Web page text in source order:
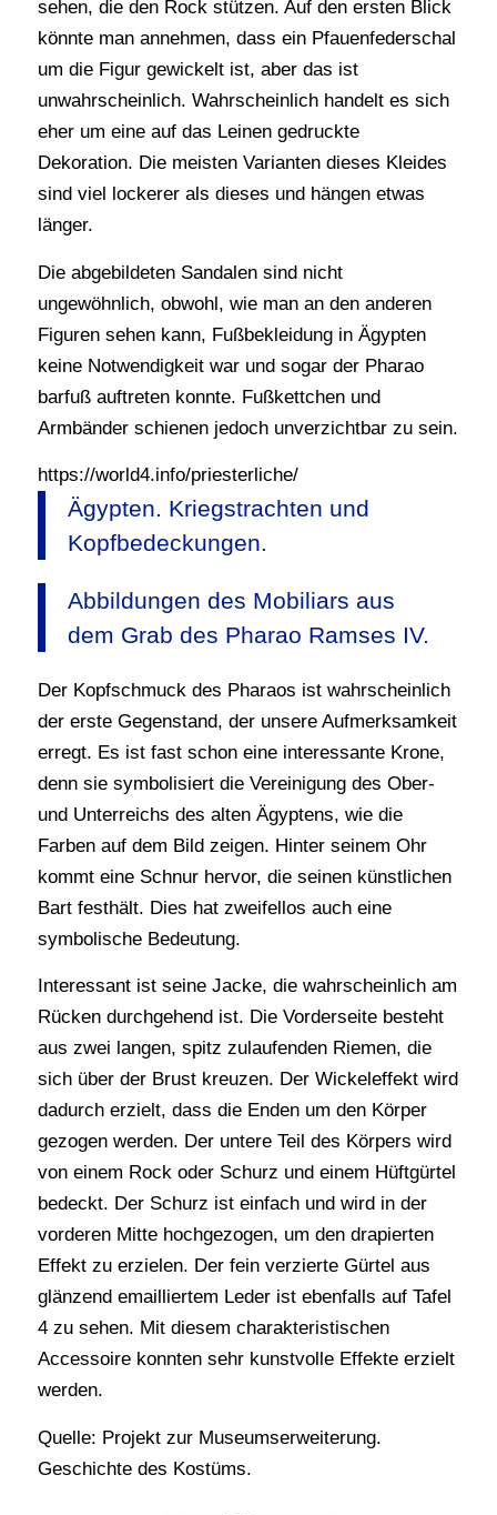
sehen, die den Rock stützen. Auf den ersten Blick
könnte man annehmen, dass ein Pfauenfederschal
um die Figur gewickelt ist, aber das ist
unwahrscheinlich. Wahrscheinlich handelt es sich
eher um eine auf das Leinen gedruckte
Dekoration. Die meisten Varianten dieses Kleides
sind viel lockerer als dieses und hängen etwas
länger.
Die abgebildeten Sandalen sind nicht
ungewöhnlich, obwohl, wie man an den anderen
Figuren sehen kann, Fußbekleidung in Ägypten
keine Notwendigkeit war und sogar der Pharao
barfuß auftreten konnte. Fußkettchen und
Armbänder schienen jedoch unverzichtbar zu sein.
https://world4.info/priesterliche/
Ägypten. Kriegstrachten und
Kopfbedeckungen.
Abbildungen des Mobiliars aus
dem Grab des Pharao Ramses IV.
Der Kopfschmuck des Pharaos ist wahrscheinlich
der erste Gegenstand, der unsere Aufmerksamkeit
erregt. Es ist fast schon eine interessante Krone,
denn sie symbolisiert die Vereinigung des Ober-
und Unterreichs des alten Ägyptens, wie die
Farben auf dem Bild zeigen. Hinter seinem Ohr
kommt eine Schnur hervor, die seinen künstlichen
Bart festhält. Dies hat zweifellos auch eine
symbolische Bedeutung.
Interessant ist seine Jacke, die wahrscheinlich am
Rücken durchgehend ist. Die Vorderseite besteht
aus zwei langen, spitz zulaufenden Riemen, die
sich über der Brust kreuzen. Der Wickeleffekt wird
dadurch erzielt, dass die Enden um den Körper
gezogen werden. Der untere Teil des Körpers wird
von einem Rock oder Schurz und einem Hüftgürtel
bedeckt. Der Schurz ist einfach und wird in der
vorderen Mitte hochgezogen, um den drapierten
Effekt zu erzielen. Der fein verzierte Gürtel aus
glänzend emailliertem Leder ist ebenfalls auf Tafel
4 zu sehen. Mit diesem charakteristischen
Accessoire konnten sehr kunstvolle Effekte erzielt
werden.
Quelle: Projekt zur Museumserweiterung.
Geschichte des Kostüms.